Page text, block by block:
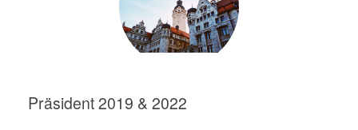
Präsident 2019 & 2022